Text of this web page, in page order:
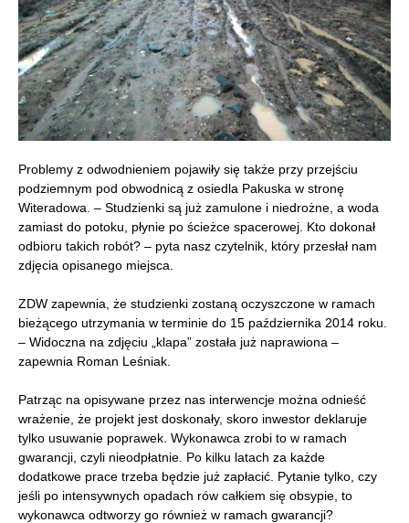
Problemy z odwodnieniem pojawiły się także przy przejściu
podziemnym pod obwodnicą z osiedla Pakuska w stronę
Witeradowa. – Studzienki są już zamulone i niedrożne, a woda
zamiast do potoku, płynie po ścieżce spacerowej. Kto dokonał
odbioru takich robót? – pyta nasz czytelnik, który przesłał nam
zdjęcia opisanego miejsca.
ZDW zapewnia, że studzienki zostaną oczyszczone w ramach
bieżącego utrzymania w terminie do 15 października 2014 roku.
– Widoczna na zdjęciu „klapa” została już naprawiona –
zapewnia Roman Leśniak.
Patrząc na opisywane przez nas interwencje można odnieść
wrażenie, że projekt jest doskonały, skoro inwestor deklaruje
tylko usuwanie poprawek. Wykonawca zrobi to w ramach
gwarancji, czyli nieodpłatnie. Po kilku latach za każde
dodatkowe prace trzeba będzie już zapłacić. Pytanie tylko, czy
jeśli po intensywnych opadach rów całkiem się obsypie, to
wykonawca odtworzy go również w ramach gwarancji?